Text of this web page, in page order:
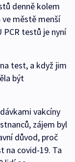
denně kolem
ve městě menší
PCR testů je nyní
test, a když jim
být
vakcíny
zájem byl
důvod, proč
na covid-19. Ta